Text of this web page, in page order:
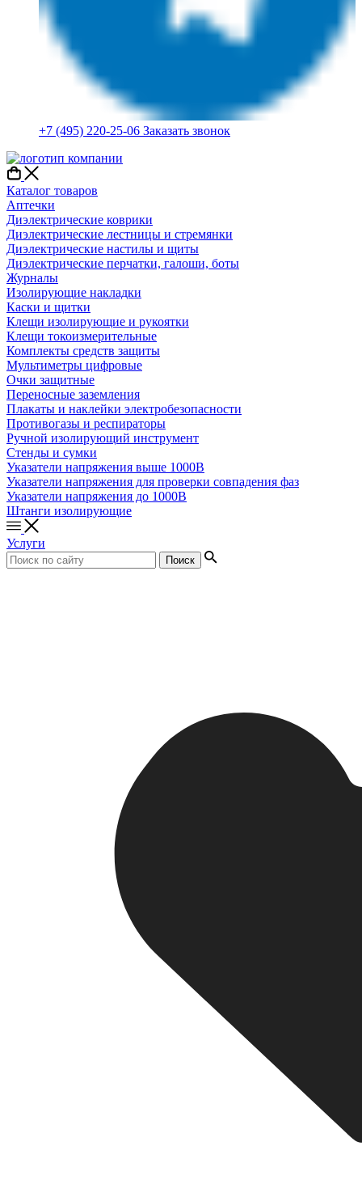
+7 (495) 220-25-06 Заказать звонок
Каталог товаров
Аптечки
Диэлектрические коврики
Диэлектрические лестницы и стремянки
Диэлектрические настилы и щиты
Диэлектрические перчатки, галоши, боты
Журналы
Изолирующие накладки
Каски и щитки
Клещи изолирующие и рукоятки
Клещи токоизмерительные
Комплекты средств защиты
Мультиметры цифровые
Очки защитные
Переносные заземления
Плакаты и наклейки электробезопасности
Противогазы и респираторы
Ручной изолирующий инструмент
Стенды и сумки
Указатели напряжения выше 1000В
Указатели напряжения для проверки совпадения фаз
Указатели напряжения до 1000В
Штанги изолирующие
Услуги